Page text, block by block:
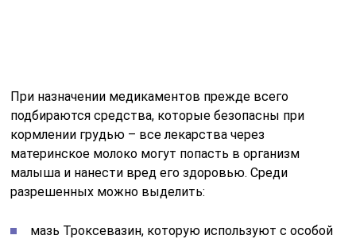
При назначении медикаментов прежде всего
подбираются средства, которые безопасны при
кормлении грудью – все лекарства через
материнское молоко могут попасть в организм
малыша и нанести вред его здоровью. Среди
разрешенных можно выделить:
мазь Троксевазин, которую используют с особой